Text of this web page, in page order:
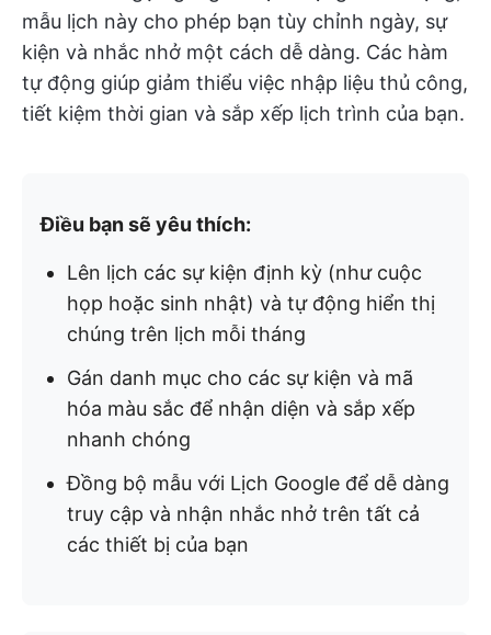
mẫu lịch này cho phép bạn tùy chỉnh ngày, sự
kiện và nhắc nhở một cách dễ dàng. Các hàm
tự động giúp giảm thiểu việc nhập liệu thủ công,
tiết kiệm thời gian và sắp xếp lịch trình của bạn.
Điều bạn sẽ yêu thích:
Lên lịch các sự kiện định kỳ (như cuộc
họp hoặc sinh nhật) và tự động hiển thị
chúng trên lịch mỗi tháng
Gán danh mục cho các sự kiện và mã
hóa màu sắc để nhận diện và sắp xếp
nhanh chóng
Đồng bộ mẫu với Lịch Google để dễ dàng
truy cập và nhận nhắc nhở trên tất cả
các thiết bị của bạn